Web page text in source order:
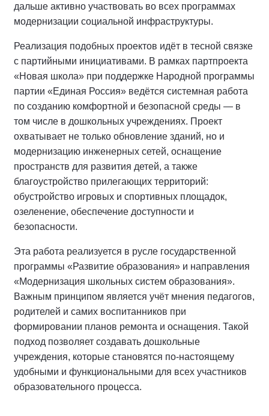
дальше активно участвовать во всех программах
модернизации социальной инфраструктуры.
Реализация подобных проектов идёт в тесной связке
с партийными инициативами. В рамках партпроекта
«Новая школа» при поддержке Народной программы
партии «Единая Россия» ведётся системная работа
по созданию комфортной и безопасной среды — в
том числе в дошкольных учреждениях. Проект
охватывает не только обновление зданий, но и
модернизацию инженерных сетей, оснащение
пространств для развития детей, а также
благоустройство прилегающих территорий:
обустройство игровых и спортивных площадок,
озеленение, обеспечение доступности и
безопасности.
Эта работа реализуется в русле государственной
программы «Развитие образования» и направления
«Модернизация школьных систем образования».
Важным принципом является учёт мнения педагогов,
родителей и самих воспитанников при
формировании планов ремонта и оснащения. Такой
подход позволяет создавать дошкольные
учреждения, которые становятся по-настоящему
удобными и функциональными для всех участников
образовательного процесса.